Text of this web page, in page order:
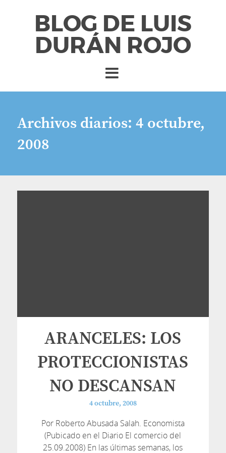
BLOG DE LUIS
DURÁN ROJO
Archivos diarios: 4 octubre,
2008
ARANCELES: LOS
PROTECCIONISTAS
NO DESCANSAN
4 octubre, 2008
Por Roberto Abusada Salah. Economista
(Pubicado en el Diario El comercio del
25.09.2008) En las últimas semanas, los